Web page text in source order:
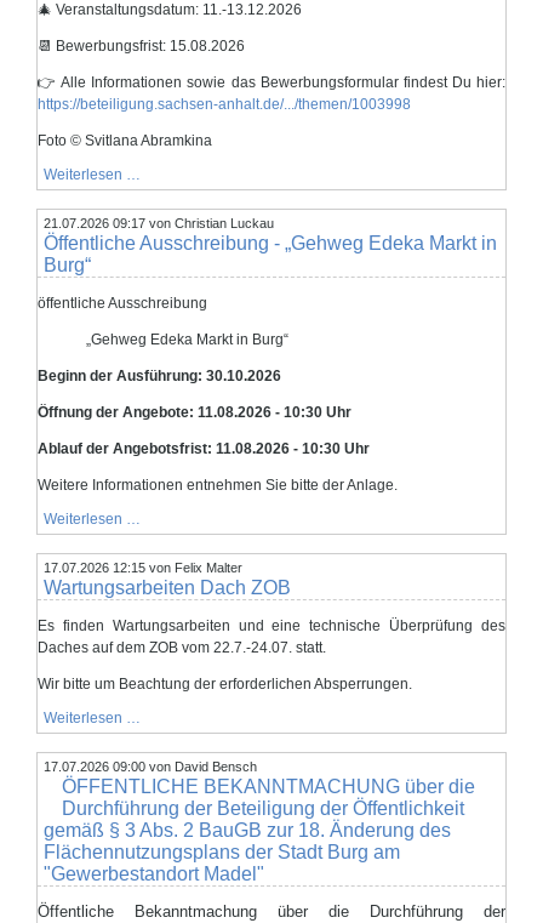
🎄 Veranstaltungsdatum: 11.-13.12.2026
📆 Bewerbungsfrist: 15.08.2026
👉 Alle Informationen sowie das Bewerbungsformular findest Du hier:
https://beteiligung.sachsen-anhalt.de/.../themen/1003998
Foto © Svitlana Abramkina
Weiterlesen …
für
die
Altstadtweihnacht
21.07.2026 09:17 von Christian Luckau
Öffentliche Ausschreibung - „Gehweg Edeka Markt in
Burg“
öffentliche Ausschreibung
„Gehweg Edeka Markt in Burg“
Beginn der Ausführung: 30.10.2026
Öffnung der Angebote: 11.08.2026 - 10:30 Uhr
Ablauf der Angebotsfrist: 11.08.2026 - 10:30 Uhr
Weitere Informationen entnehmen Sie bitte der Anlage.
Weiterlesen …
Ausschreibung
-
„Gehweg
Edeka
Markt
in
Burg“
17.07.2026 12:15 von Felix Malter
Wartungsarbeiten Dach ZOB
Es finden Wartungsarbeiten und eine technische Überprüfung des
Daches auf dem ZOB vom 22.7.-24.07. statt.
Wir bitte um Beachtung der erforderlichen Absperrungen.
Weiterlesen …
Dach
ZOB
17.07.2026 09:00 von David Bensch
ÖFFENTLICHE BEKANNTMACHUNG über die
Durchführung der Beteiligung der Öffentlichkeit
gemäß § 3 Abs. 2 BauGB zur 18. Änderung des
Flächennutzungsplans der Stadt Burg am
"Gewerbestandort Madel"
Öffentliche Bekanntmachung über die Durchführung der